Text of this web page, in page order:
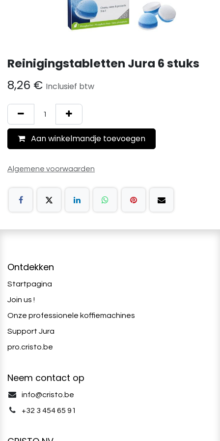
Reinigingstabletten Jura 6 stuks
8,26 € Inclusief btw
Aan winkelmandje toevoegen
Algemene voorwaarden
Ontdekken
Startpagina
Join us !
Onze professionele koffiemachines
Support Jura
pro.cristo.be
Neem contact op
info@cristo.be
+32 3 454 65 91‬